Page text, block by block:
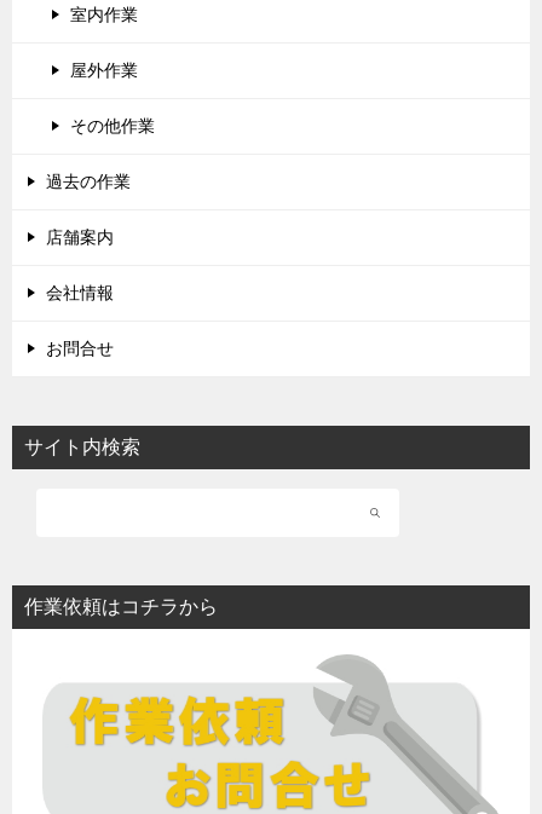
室内作業
屋外作業
その他作業
過去の作業
店舗案内
会社情報
お問合せ
サイト内検索
作業依頼はコチラから